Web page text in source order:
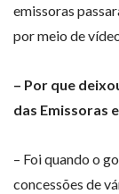
emissoras
por meio de
– Por que
das Emissoras
– Foi quando o
concessões de